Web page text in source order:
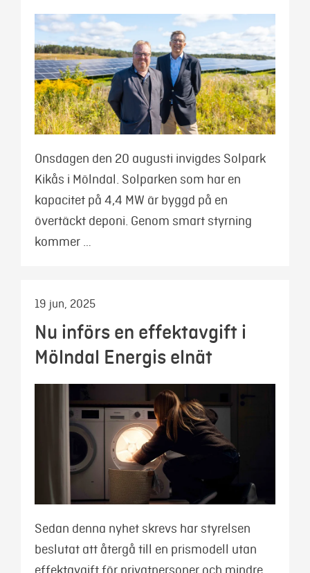
Onsdagen den 20 augusti invigdes Solpark
Kikås i Mölndal. Solparken som har en
kapacitet på 4,4 MW är byggd på en
övertäckt deponi. Genom smart styrning
kommer …
19 jun, 2025
Nu införs en effektavgift i
Mölndal Energis elnät
Sedan denna nyhet skrevs har styrelsen
beslutat att återgå till en prismodell utan